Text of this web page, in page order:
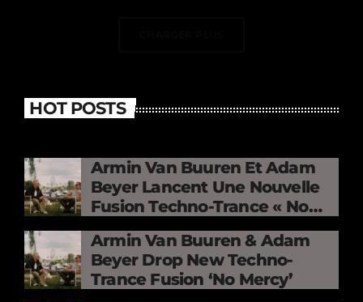
HOT POSTS
Armin Van Buuren Et Adam
Beyer Lancent Une Nouvelle
Fusion Techno-Trance « No
Mercy »
Armin Van Buuren & Adam
Beyer Drop New Techno-
Trance Fusion ‘No Mercy’